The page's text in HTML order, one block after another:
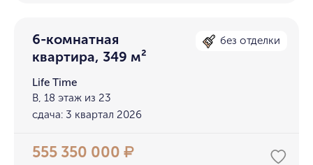
6-комнатная
квартира, 349 м²
без отделки
Life Time
B, 18 этаж из 23
сдача: 3 квартал 2026
555 350 000₽